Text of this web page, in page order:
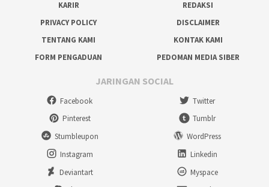
KARIR
REDAKSI
PRIVACY POLICY
DISCLAIMER
TENTANG KAMI
KONTAK KAMI
FORM PENGADUAN
PEDOMAN MEDIA SIBER
JARINGAN SOCIAL
Facebook
Twitter
Pinterest
Tumblr
Stumbleupon
WordPress
Instagram
Linkedin
Deviantart
Myspace